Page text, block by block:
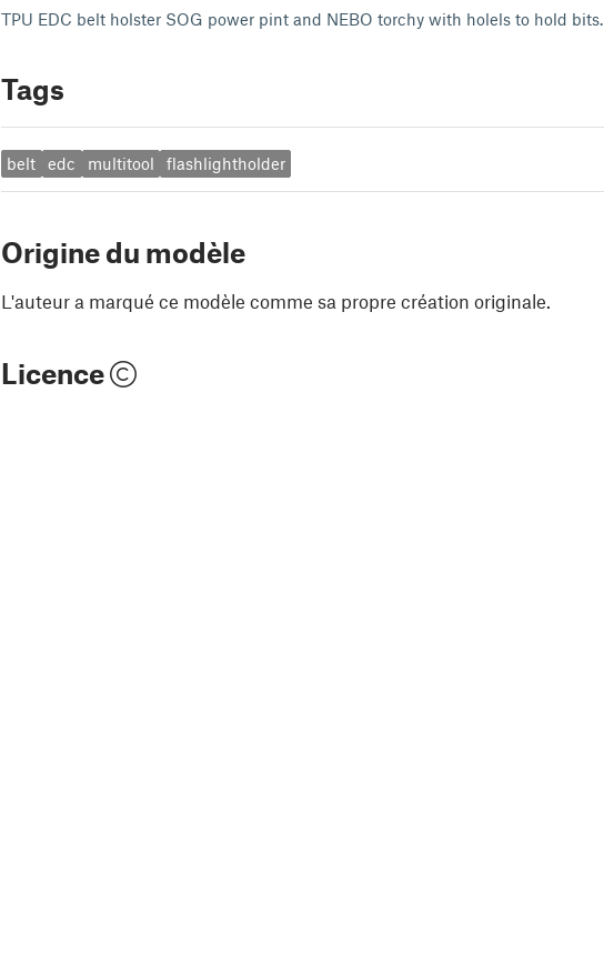
TPU EDC belt holster SOG power pint and NEBO torchy with holels to hold bits.
Tags
belt edc multitool flashlightholder
Origine du modèle
L'auteur a marqué ce modèle comme sa propre création originale.
Licence